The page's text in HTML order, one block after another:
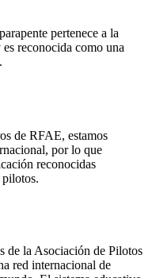
pertenece a la
reconocida como una
de RFAE, estamos
por lo que
reconocidas
de la Asociación de Pilotos
red internacional de